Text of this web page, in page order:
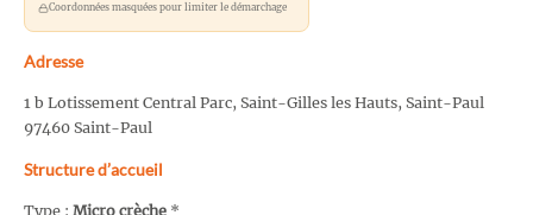
Coordonnées masquées pour limiter le démarchage
Adresse
1 b Lotissement Central Parc, Saint-Gilles les Hauts, Saint-Paul
97460 Saint-Paul
Structure d’accueil
Type : Micro crèche *